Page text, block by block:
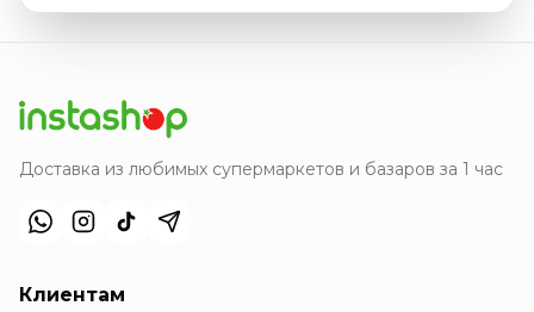
Доставка из любимых супермаркетов и базаров за 1 час
Клиентам